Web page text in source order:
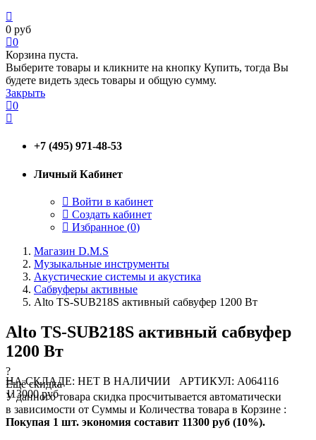
0 руб
0
Корзина пуста.
Выберите товары и кликните на кнопку Купить, тогда Вы
будете видеть здесь товары и общую сумму.
Закрыть
0
+7 (495) 971-48-53
Личный Кабинет
Войти в кабинет
Создать кабинет
Избранное (0)
Магазин D.M.S
Музыкальные инструменты
Акустические системы и акустика
Сабвуферы активные
Alto TS-SUB218S активный сабвуфер 1200 Вт
Alto TS-SUB218S активный сабвуфер
1200 Вт
НА СКЛАДЕ: НЕТ В НАЛИЧИИ АРТИКУЛ: A064116
113000 руб
?
Ещё скидка
У данного товара скидка просчитывается автоматически
в зависимости от Суммы и Количества товара в Корзине :
Покупая 1 шт. экономия составит 11300 руб (10%).